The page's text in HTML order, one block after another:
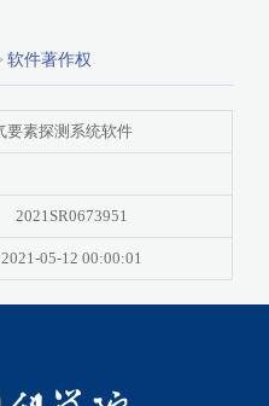
软件著作权
要素探测系统软件
2021SR0673951
2021-05-12 00:00:01